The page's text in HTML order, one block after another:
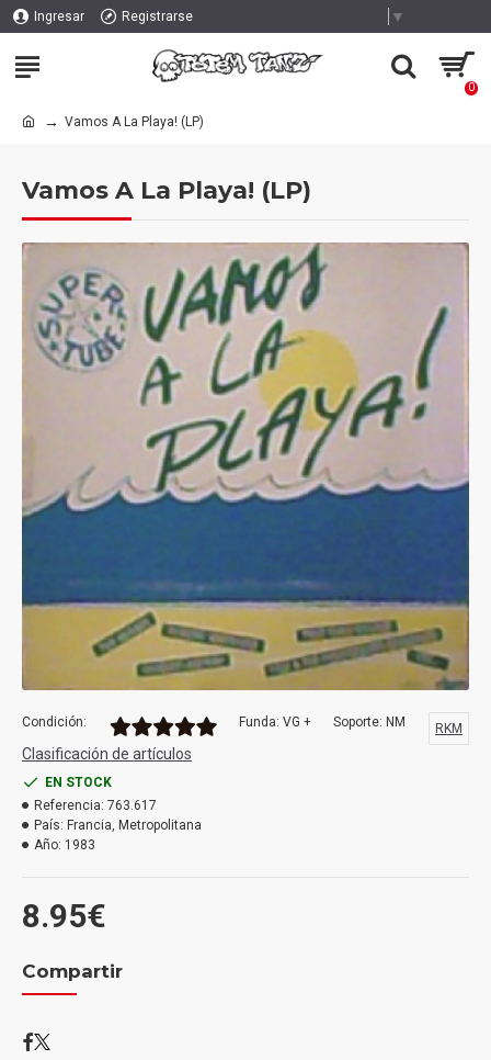
Ingresar Registrarse ▼
0
Vamos A La Playa! (LP)
Vamos A La Playa! (LP)
8.95€
Condición: Funda: VG + Soporte: NM
Clasificación de artículos
EN STOCK
Referencia: 763.617
País: Francia, Metropolitana
Año: 1983
RKM
Compartir